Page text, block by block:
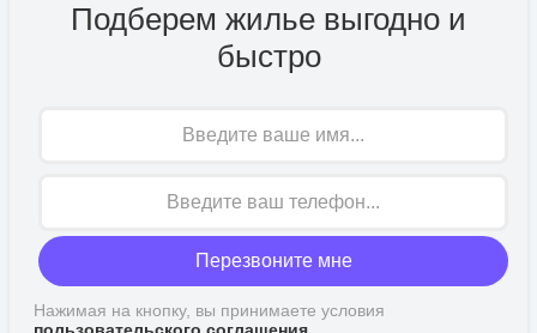
Подберем жилье выгодно и
быстро
Перезвоните мне
Нажимая на кнопку, вы принимаете условия